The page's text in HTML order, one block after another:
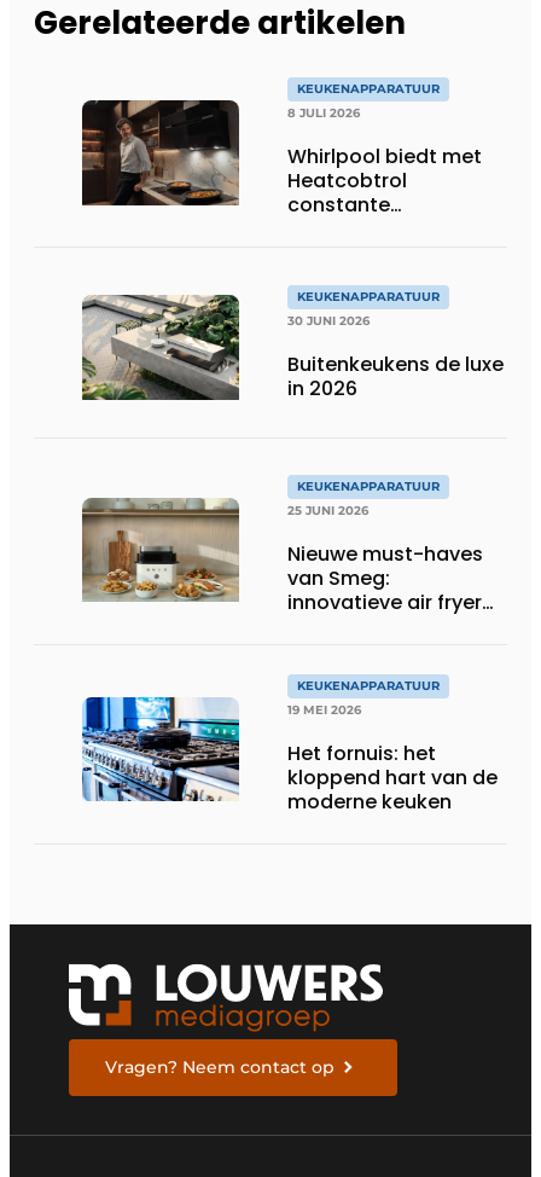
Gerelateerde artikelen
KEUKENAPPARATUUR
8 JULI 2026
Whirlpool biedt met
Heatcobtrol
constante
KEUKENAPPARATUUR
30 JUNI 2026
Buitenkeukens de luxe
in 2026
KEUKENAPPARATUUR
25 JUNI 2026
Nieuwe must-haves
van Smeg:
innovatieve air fryer
KEUKENAPPARATUUR
19 MEI 2026
Het fornuis: het
kloppend hart van de
moderne keuken
Vragen? Neem contact op